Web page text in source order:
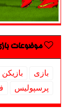
موضوعات
بازی بازیكن
پرسپولیس